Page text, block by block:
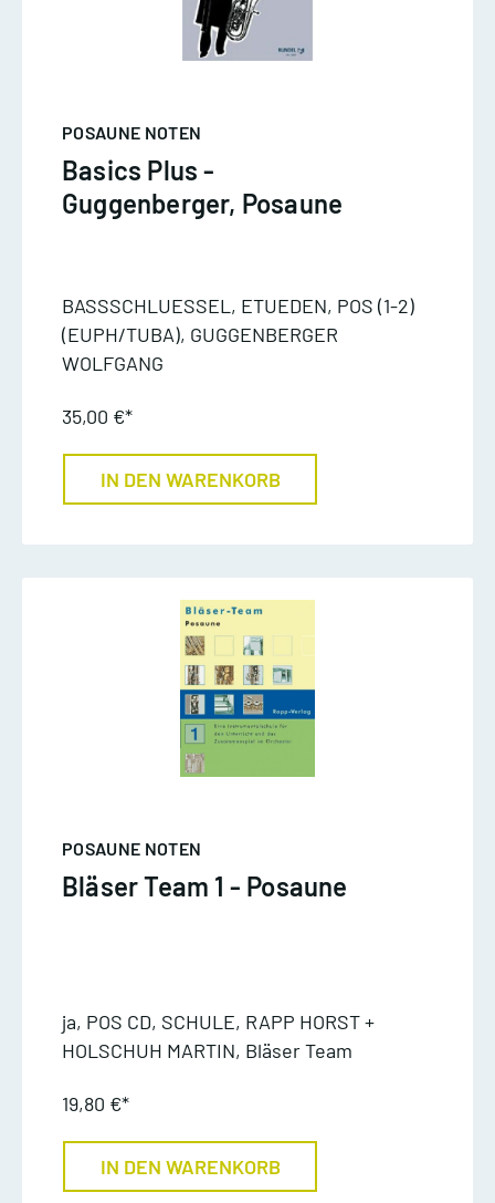
POSAUNE NOTEN
Basics Plus -
Guggenberger, Posaune
BASSSCHLUESSEL, ETUEDEN, POS (1-2)
(EUPH/TUBA), GUGGENBERGER
WOLFGANG
35,00 €*
IN DEN WARENKORB
POSAUNE NOTEN
Bläser Team 1 - Posaune
ja, POS CD, SCHULE, RAPP HORST +
HOLSCHUH MARTIN, Bläser Team
19,80 €*
IN DEN WARENKORB